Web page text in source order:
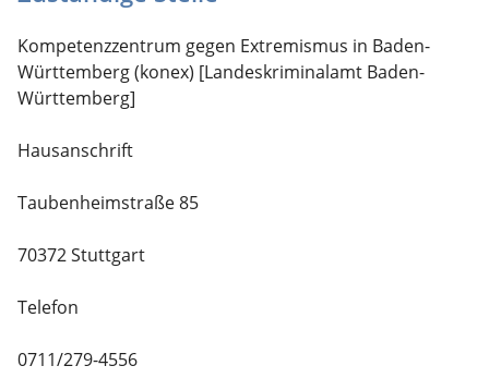
Kompetenzzentrum gegen Extremismus in Baden-
Württemberg (konex) [Landeskriminalamt Baden-
Württemberg]
Hausanschrift
Taubenheimstraße 85
70372 Stuttgart
Telefon
0711/279-4556